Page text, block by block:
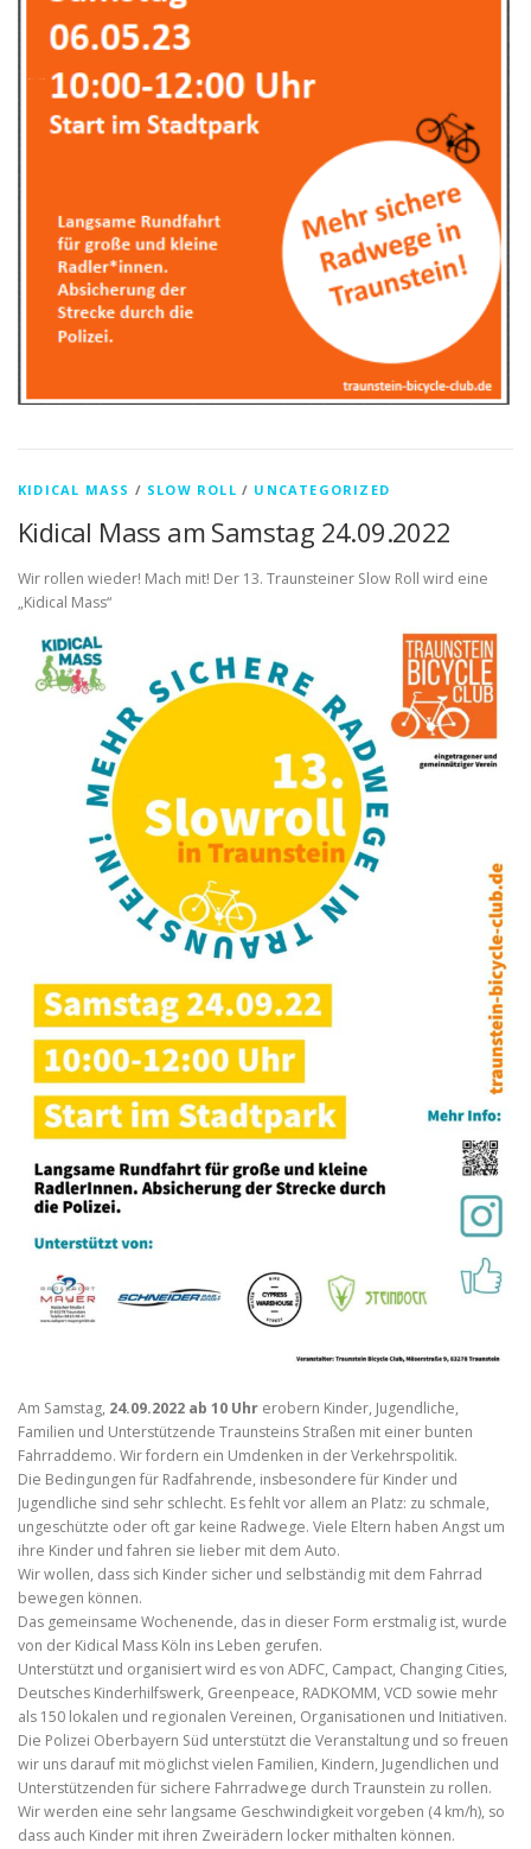
KIDICAL MASS / SLOW ROLL / UNCATEGORIZED
Kidical Mass am Samstag 24.09.2022
Wir rollen wieder! Mach mit! Der 13. Traunsteiner Slow Roll wird eine
„Kidical Mass“
Am Samstag, 24.09.2022 ab 10 Uhr erobern Kinder, Jugendliche,
Familien und Unterstützende Traunsteins Straßen mit einer bunten
Fahrraddemo. Wir fordern ein Umdenken in der Verkehrspolitik.
Die Bedingungen für Radfahrende, insbesondere für Kinder und
Jugendliche sind sehr schlecht. Es fehlt vor allem an Platz: zu schmale,
ungeschützte oder oft gar keine Radwege. Viele Eltern haben Angst um
ihre Kinder und fahren sie lieber mit dem Auto.
Wir wollen, dass sich Kinder sicher und selbständig mit dem Fahrrad
bewegen können.
Das gemeinsame Wochenende, das in dieser Form erstmalig ist, wurde
von der Kidical Mass Köln ins Leben gerufen.
Unterstützt und organisiert wird es von ADFC, Campact, Changing Cities,
Deutsches Kinderhilfswerk, Greenpeace, RADKOMM, VCD sowie mehr
als 150 lokalen und regionalen Vereinen, Organisationen und Initiativen.
Die Polizei Oberbayern Süd unterstützt die Veranstaltung und so freuen
wir uns darauf mit möglichst vielen Familien, Kindern, Jugendlichen und
Unterstützenden für sichere Fahrradwege durch Traunstein zu rollen.
Wir werden eine sehr langsame Geschwindigkeit vorgeben (4 km/h), so
dass auch Kinder mit ihren Zweirädern locker mithalten können.